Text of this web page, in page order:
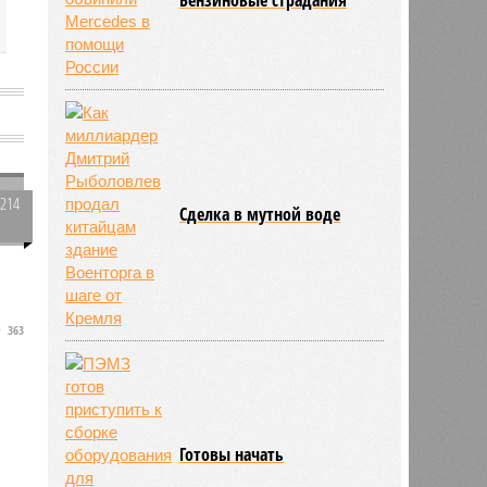
363
Сделка в мутной воде
Готовы начать